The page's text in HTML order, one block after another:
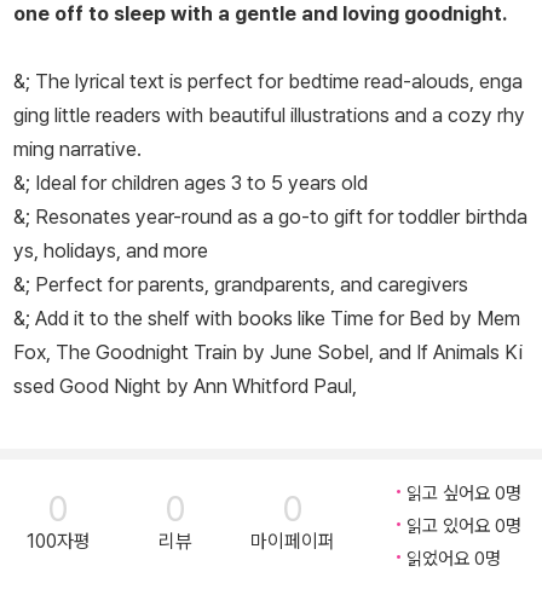
one off to sleep with a gentle and loving goodnight.
&; The lyrical text is perfect for bedtime read-alouds, enga
ging little readers with beautiful illustrations and a cozy rhy
ming narrative.
&; Ideal for children ages 3 to 5 years old
&; Resonates year-round as a go-to gift for toddler birthda
ys, holidays, and more
&; Perfect for parents, grandparents, and caregivers
&; Add it to the shelf with books like Time for Bed by Mem
Fox, The Goodnight Train by June Sobel, and If Animals Ki
ssed Good Night by Ann Whitford Paul,
0
100자평
0
리뷰
0
마이페이퍼
읽고 싶어요 0명
읽고 있어요 0명
읽었어요 0명